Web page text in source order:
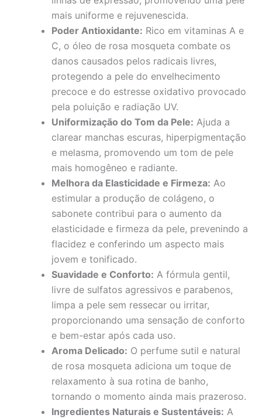
mais uniforme e rejuvenescida.
Poder Antioxidante: Rico em vitaminas A e
C, o óleo de rosa mosqueta combate os
danos causados pelos radicais livres,
protegendo a pele do envelhecimento
precoce e do estresse oxidativo provocado
pela poluição e radiação UV.
Uniformização do Tom da Pele: Ajuda a
clarear manchas escuras, hiperpigmentação
e melasma, promovendo um tom de pele
mais homogêneo e radiante.
Melhora da Elasticidade e Firmeza: Ao
estimular a produção de colágeno, o
sabonete contribui para o aumento da
elasticidade e firmeza da pele, prevenindo a
flacidez e conferindo um aspecto mais
jovem e tonificado.
Suavidade e Conforto: A fórmula gentil,
livre de sulfatos agressivos e parabenos,
limpa a pele sem ressecar ou irritar,
proporcionando uma sensação de conforto
e bem-estar após cada uso.
Aroma Delicado: O perfume sutil e natural
de rosa mosqueta adiciona um toque de
relaxamento à sua rotina de banho,
tornando o momento ainda mais prazeroso.
Ingredientes Naturais e Sustentáveis: A